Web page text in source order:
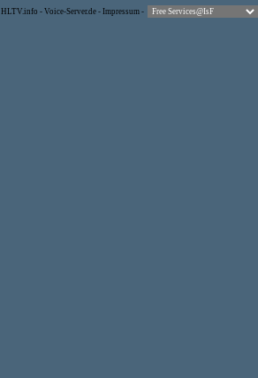
HLTV.info - Voice-Server.de - Impressum -